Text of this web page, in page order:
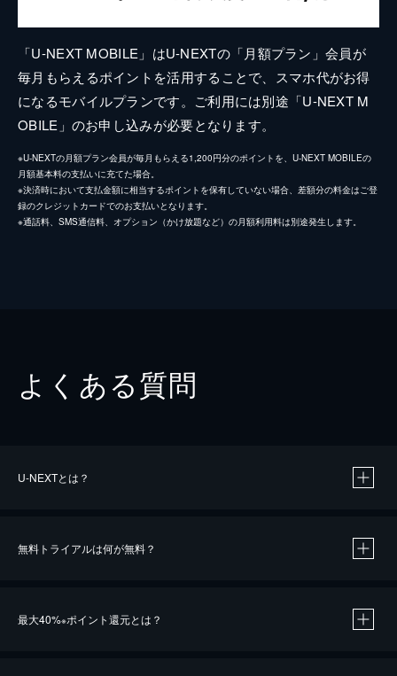
「U-NEXT MOBILE」はU-NEXTの「月額プラン」会員が
毎月もらえるポイントを活用することで、スマホ代がお得
になるモバイルプランです。ご利用には別途「U-NEXT M
OBILE」のお申し込みが必要となります。
※U-NEXTの月額プラン会員が毎月もらえる1,200円分のポイントを、U-NEXT MOBILEの
月額基本料の支払いに充てた場合。
※決済時において支払金額に相当するポイントを保有していない場合、差額分の料金はご登
録のクレジットカードでのお支払いとなります。
※通話料、SMS通信料、オプション（かけ放題など）の月額利用料は別途発生します。
よくある質問
U-NEXTとは？
無料トライアルは何が無料？
最大40%※ポイント還元とは？